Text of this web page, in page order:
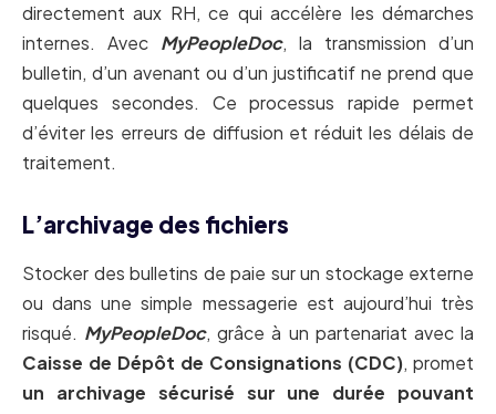
directement aux RH, ce qui accélère les démarches
internes. Avec MyPeopleDoc, la transmission d’un
bulletin, d’un avenant ou d’un justificatif ne prend que
quelques secondes. Ce processus rapide permet
d’éviter les erreurs de diffusion et réduit les délais de
traitement.
L’archivage des fichiers
Stocker des bulletins de paie sur un stockage externe
ou dans une simple messagerie est aujourd’hui très
risqué. MyPeopleDoc, grâce à un partenariat avec la
Caisse de Dépôt de Consignations (CDC), promet
un archivage sécurisé sur une durée pouvant